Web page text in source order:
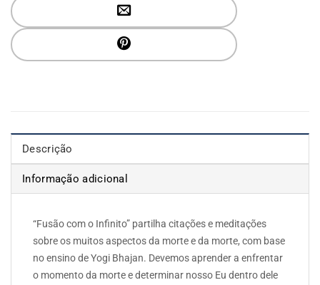
Descrição
Informação adicional
“Fusão com o Infinito” partilha citações e meditações
sobre os muitos aspectos da morte e da morte, com base
no ensino de Yogi Bhajan. Devemos aprender a enfrentar
o momento da morte e determinar nosso Eu dentro dele